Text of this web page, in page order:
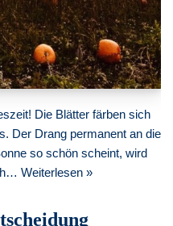
Die Blätter färben sich
Der Drang permanent an die
so schön scheint, wird
Weiterlesen »